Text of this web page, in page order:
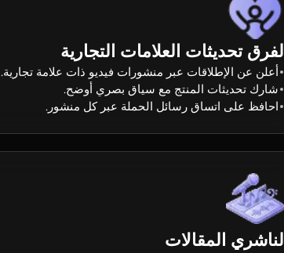
لفرق تحديثات العلامات التجارية
أعلن عن الإطلاقات عبر منشورات فيديو ذات علامة تجارية.
شارك تحديثات المنتج مع سياق بصري أوضح.
احافظ على اتساق رسائل الحملة عبر كل منشور.
لناشري المقالات